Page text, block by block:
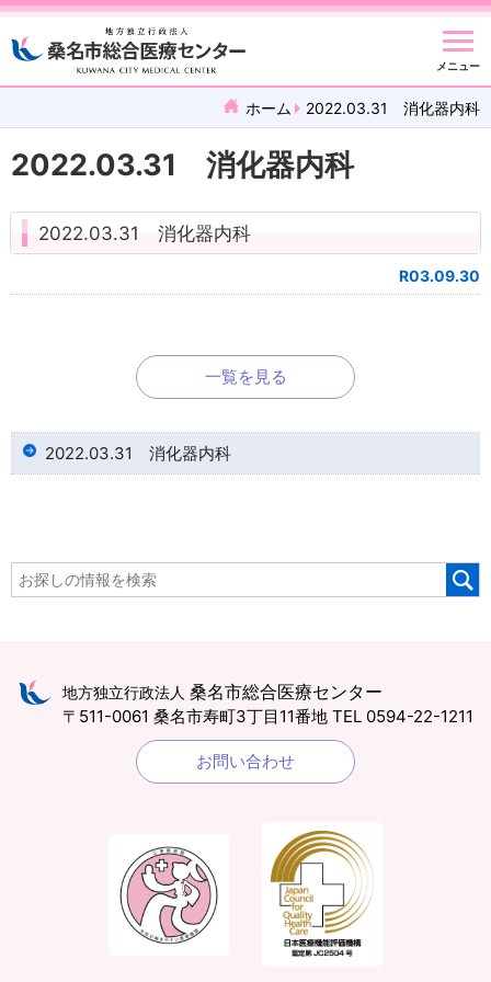
メニュー
ホーム 2022.03.31 消化器内科
2022.03.31 消化器内科
2022.03.31 消化器内科
R03.09.30
一覧を見る
2022.03.31 消化器内科
地方独立行政法人 桑名市総合医療センター
〒511-0061 桑名市寿町3丁目11番地 TEL 0594-22-1211
お問い合わせ